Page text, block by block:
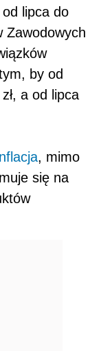
od lipca do
Zawodowych
by od
a od lipca
, mimo
się na